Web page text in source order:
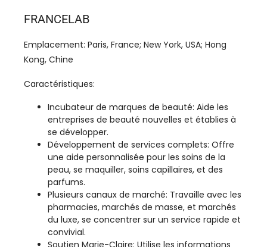
FRANCELAB
Emplacement: Paris, France; New York, USA; Hong
Kong, Chine
Caractéristiques:
Incubateur de marques de beauté: Aide les
entreprises de beauté nouvelles et établies à
se développer.
Développement de services complets: Offre
une aide personnalisée pour les soins de la
peau, se maquiller, soins capillaires, et des
parfums.
Plusieurs canaux de marché: Travaille avec les
pharmacies, marchés de masse, et marchés
du luxe, se concentrer sur un service rapide et
convivial.